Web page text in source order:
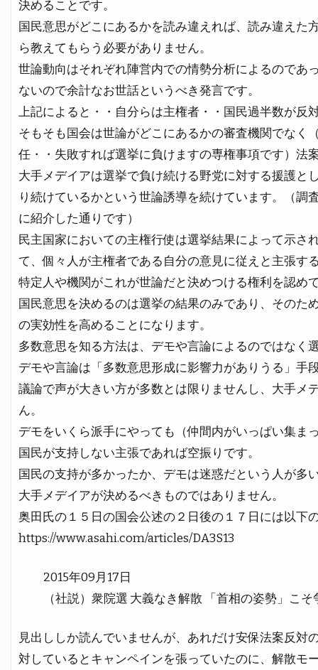
決めることです。
国民意思がどこにあるかを読み違えれば、読み違えた
ら教えてもらう必要がありません。
世論動向はそれぞれ陣営内での情勢分析によるのであ
ないので余計なお世話というべき発言です。
上記によると・・自分らは主権者・・国民過半数が反
そもそも国会は世論がどこにあるかの審査機関でなく
任・・失敗すれば選挙に負けますの専権事項です）法
大手メデイアは選挙で負け続ける野党に対する援護と
り続けているかという世論誘導を続けています。（調
に紹介した通りです）
民主国家においての主権行使は選挙結果によって示さ
て、個々人が主権者である自分の意見に従えと主張す
特定人や機関がこれが世論だと決めつける権利を認め
国民意思を決めるのは選挙の結果のみであり、そのた
の実効性を高めることになります。
多数意思を知る方法は、デモや言論によるのではなく
デモや言論は「多数意思形成に影響力がありうる」手
議論で声が大きい方が多数とは限りませんし、大手メ
ん。
デモをいくら派手にやっても（仲間内がいっぱい集ま
国民が支持しない主張であれば空振りです。
国民の支持が多かったか、デモは迷惑だという人が多
大手メデイアが決めるべきものではありません。
奥田氏の１５日の国会公述の２日後の１７日には以下
https://www.asahi.com/articles/DA3S13
2015年09月17日
（社説）衆院選 大義なき解散 「首相の姿勢」こ
見出ししか読んでいませんが、あれだけ安保法案反対
対しているとキャンペインを張っていたのに、解散モ